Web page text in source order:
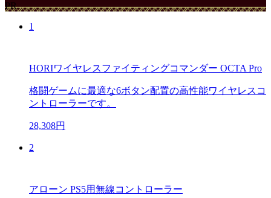
PR
1
HORIワイヤレスファイティングコマンダー OCTA Pro
格闘ゲームに最適な6ボタン配置の高性能ワイヤレスコ
ントローラーです。
28,308円
2
アローン PS5用無線コントローラー